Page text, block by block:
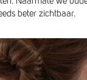
beter zichtbaar.